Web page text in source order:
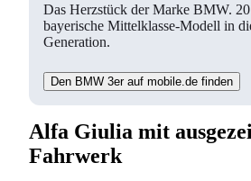
Das Herzstück der Marke BMW.
bayerische Mittelklasse-Modell in
Generation.
Den BMW 3er auf mobile.de finden
Alfa Giulia mit
Fahrwerk